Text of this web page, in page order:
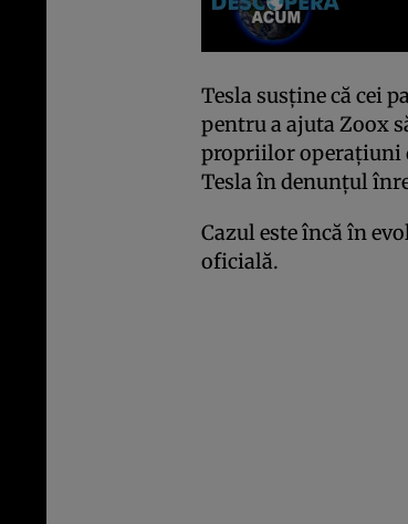
Tesla susţine că cei
pentru a ajuta Zoox
propriilor operaţiuni
Tesla în denunţul
Cazul este încă în
oficială.